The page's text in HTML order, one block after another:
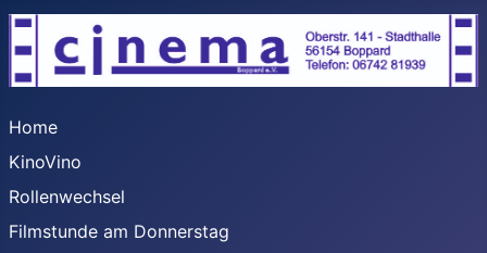
Home
KinoVino
Rollenwechsel
Filmstunde am Donnerstag